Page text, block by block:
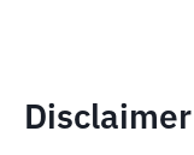
Disclaimer